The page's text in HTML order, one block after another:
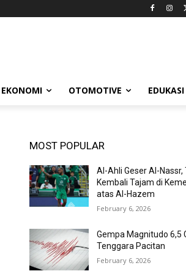
EKONOMI OTOMOTIVE EDUKASI
MOST POPULAR
Al-Ahli Geser Al-Nassr,
Kembali Tajam di
atas Al-Hazem
February 6, 2026
Gempa Magnitudo 6,5
Tenggara Pacitan
February 6, 2026